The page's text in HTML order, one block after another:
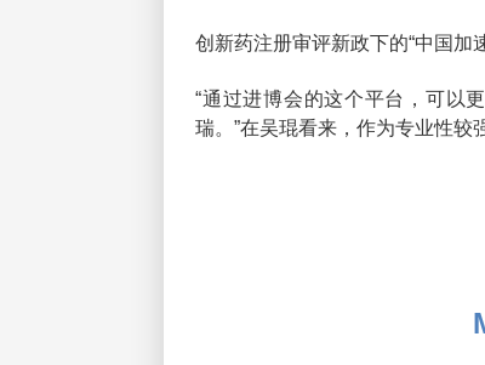
创新药注册审评新政下的“中国加
“通过进博会的这个平台，可以
瑞。”在吴琨看来，作为专业性较